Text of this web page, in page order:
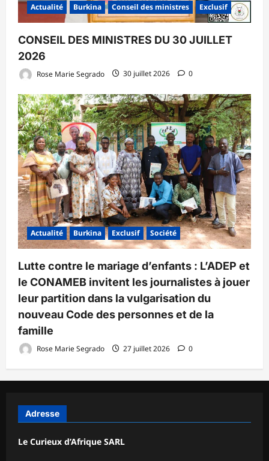
Actualité Burkina Conseil des ministres Exclusif
CONSEIL DES MINISTRES DU 30 JUILLET
2026
Rose Marie Segrado 30 juillet 2026 0
Actualité Burkina Exclusif Société
Lutte contre le mariage d’enfants : L’ADEP et
le CONAMEB invitent les journalistes à jouer
leur partition dans la vulgarisation du
nouveau Code des personnes et de la
famille
Rose Marie Segrado 27 juillet 2026 0
Adresse
Le Curieux d’Afrique SARL